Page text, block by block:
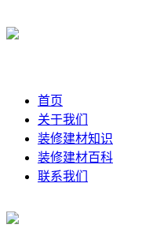
首页
关于我们
装修建材知识
装修建材百科
联系我们